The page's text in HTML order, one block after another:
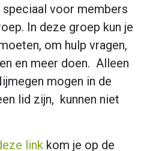
voor members
In deze groep kun je
om hulp vragen,
en meer doen. Alleen
mogen in de
lid zijn, kunnen niet
link kom je op de